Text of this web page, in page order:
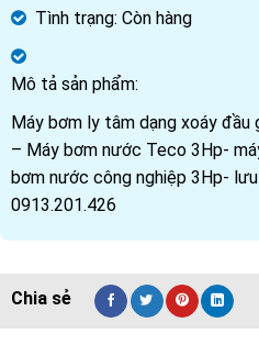
Tình trạng: Còn hàng
Mô tả sản phẩm:
Máy bơm ly tâm dạng xoáy
– Máy bơm nước Teco 3Hp-
bơm nước công nghiệp 3Hp-
0913.201.426